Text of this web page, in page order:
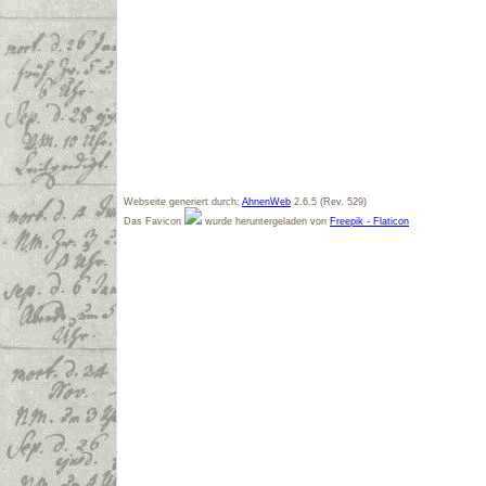
Webseite generiert durch: AhnenWeb 2.6.5 (Rev. 529)
Das Favicon
wurde heruntergeladen von Freepik - Flaticon